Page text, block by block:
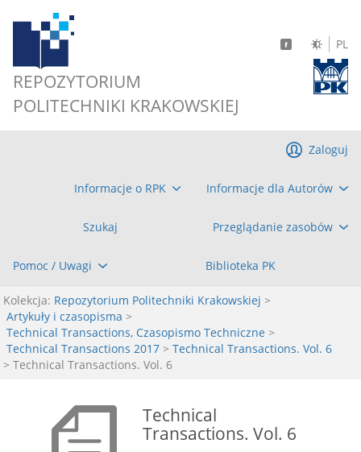
REPOZYTORIUM
POLITECHNIKI KRAKOWSKIEJ
PL
Informacje o RPK Informacje dla Autorów
Szukaj Przeglądanie zasobów
Pomoc / Uwagi Biblioteka PK
Zaloguj
Kolekcja: Repozytorium Politechniki Krakowskiej >
Artykuły i czasopisma >
Technical Transactions, Czasopismo Techniczne >
Technical Transactions 2017 > Technical Transactions. Vol. 6
> Technical Transactions. Vol. 6
Technical
Transactions. Vol. 6